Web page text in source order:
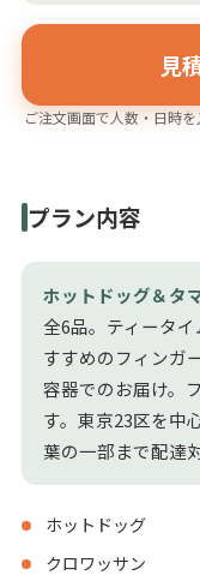
見
ご注文画面で人数・日時
プラン内容
ホットドッグ＆タ
全6品。ティータ
すすめのフィンガ
容器でのお届け。
す。東京23区を中
葉の一部まで配達
ホットドッグ
クロワッサン